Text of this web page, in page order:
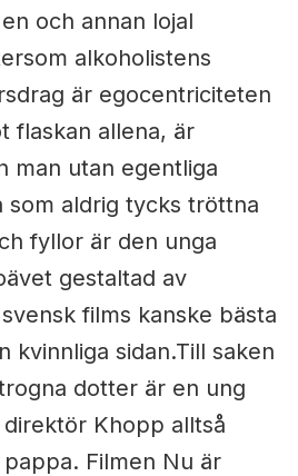
och annan lojal
alkoholistens
är egocentriciteten
flaskan allena, är
man utan egentliga
som aldrig tycks tröttna
fyllor är den unga
gestaltad av
films kanske bästa
kvinnliga sidan.Till saken
dotter är en ung
Khopp alltså
Filmen Nu är